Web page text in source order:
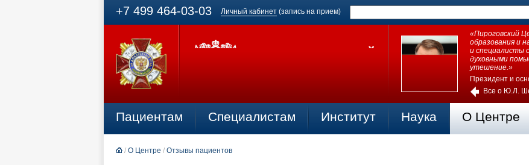
+7 499 464-03-03 Личный кабинет (запись на прием)
«Пироговский
образования и
и специалисты
духовными
утешение.»
Президент и
Все о Ю.Л.
Пациентам Специалистам Институт Наука О Центре
/ О Центре / Отзывы пациентов